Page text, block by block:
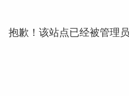
抱歉！该站点已经被管理